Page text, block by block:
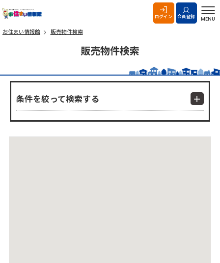
ログイン 会員登録 MENU
お住まい情報館 販売物件検索
販売物件検索
条件を絞って検索する